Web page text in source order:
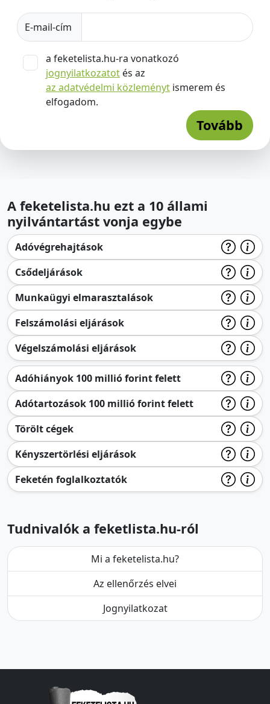
E-mail-cím
a feketelista.hu-ra vonatkozó
jognyilatkozatot és az
az adatvédelmi közleményt ismerem és
elfogadom.
Tovább
A feketelista.hu ezt a 10 állami
nyilvántartást vonja egybe
Adóvégrehajtások
Csődeljárások
Munkaügyi elmarasztalások
Felszámolási eljárások
Végelszámolási eljárások
Adóhiányok 100 millió forint felett
Adótartozások 100 millió forint felett
Törölt cégek
Kényszertörlési eljárások
Feketén foglalkoztatók
Tudnivalók a feketlista.hu-ról
Mi a feketelista.hu?
Az ellenőrzés elvei
Jognyilatkozat